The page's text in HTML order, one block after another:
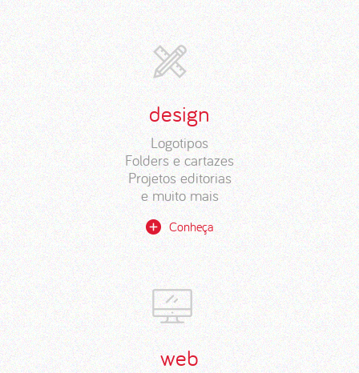
design
Logotipos
Folders e cartazes
Projetos editorias
e muito mais
Conheça
web